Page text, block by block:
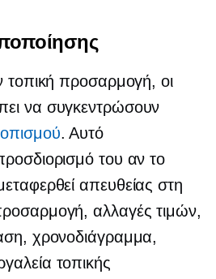
τοπική προσαρμογή, οι
να συγκεντρώσουν
. Αυτό
του αν το
απευθείας στη
αλλαγές τιμών,
χρονοδιάγραμμα,
τοπικής